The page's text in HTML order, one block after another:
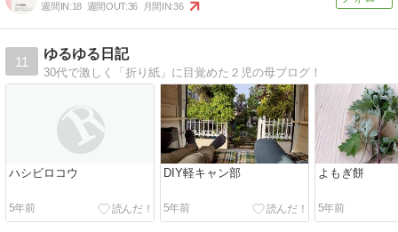
週間IN:18 週間OUT:36 月間IN:36
11
ゆるゆる日記
30代で激しく「折り紙」に目覚めた２児の母ブログ！
ハシビロコウ
5年前
DIY軽キャン部
5年前
よもぎ餅
5年前